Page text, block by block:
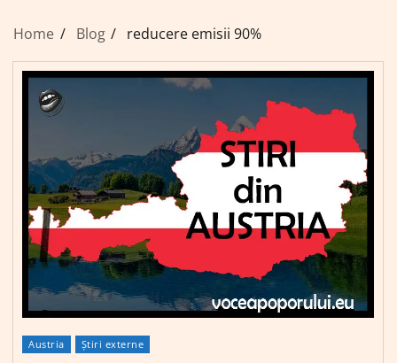
Home Blog reducere emisii 90%
Austria Știri externe